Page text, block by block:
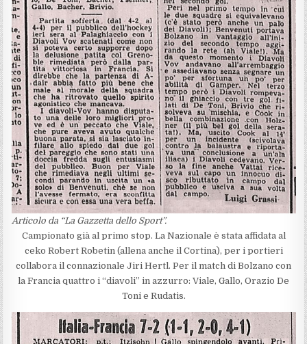
Articolo da “La Gazzetta dello Sport”.
Campionato già al primo stop. La Nazionale è stata affidata al
ceko Robert Robetin (allena anche il Cortina), per i portieri
collabora il connazionale Jiri Hertl. Per il match di Bolzano con
la Francia quattro i “diavoli” in azzurro: Viale, Gallo, Orazio De
Toni e Rudatis.